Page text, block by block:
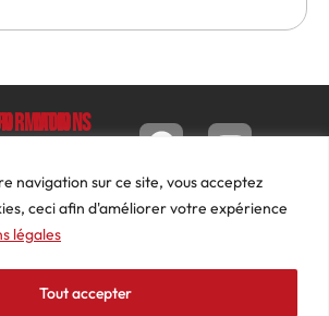
navigation sur ce site, vous acceptez
ceci afin d'améliorer votre expérience
légales
Tout accepter
Conditions
générales
de ventes
Mentions
légales
Mon
Tableau
de bord
Commandes
Adresses